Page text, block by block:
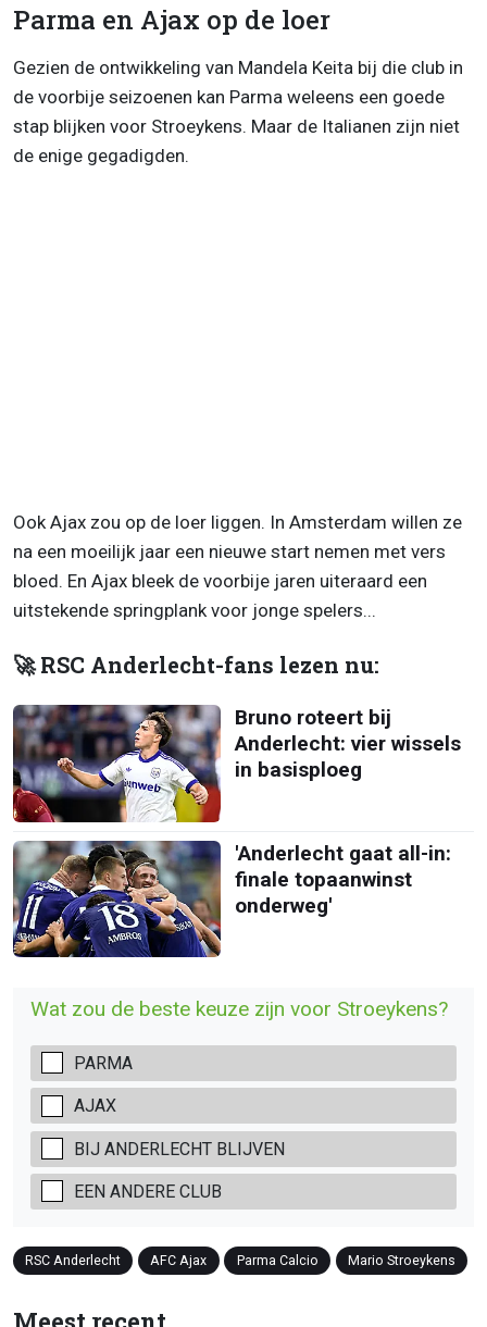
Parma en Ajax op de loer
Gezien de ontwikkeling van Mandela Keita bij die club in
de voorbije seizoenen kan Parma weleens een goede
stap blijken voor Stroeykens. Maar de Italianen zijn niet
de enige gegadigden.
Ook Ajax zou op de loer liggen. In Amsterdam willen ze
na een moeilijk jaar een nieuwe start nemen met vers
bloed. En Ajax bleek de voorbije jaren uiteraard een
uitstekende springplank voor jonge spelers...
🚀 RSC Anderlecht-fans lezen nu:
Bruno roteert bij
Anderlecht: vier wissels
in basisploeg
'Anderlecht gaat all-in:
finale topaanwinst
onderweg'
Wat zou de beste keuze zijn voor Stroeykens?
PARMA
AJAX
BIJ ANDERLECHT BLIJVEN
EEN ANDERE CLUB
RSC Anderlecht AFC Ajax Parma Calcio Mario Stroeykens